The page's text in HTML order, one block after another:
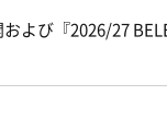
よび『2026/27